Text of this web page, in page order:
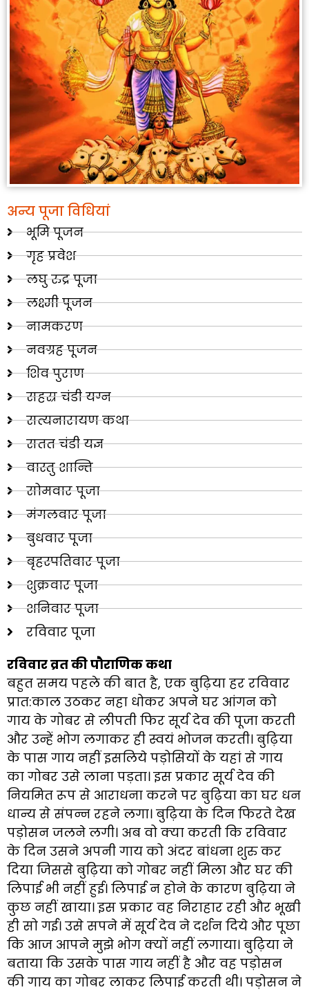
अन्य पूजा विधियां
भूमि पूजन
गृह प्रवेश
लघु रुद्र पूजा
लक्ष्मी पूजन
नामकरण
नवग्रह पूजन
शिव पुराण
सहस्र चंडी यग्न
सत्यनारायण कथा
सतत चंडी यज्ञ
वास्तु शान्ति
सोमवार पूजा
मंगलवार पूजा
बुधवार पूजा
बृहस्पतिवार पूजा
शुक्रवार पूजा
शनिवार पूजा
रविवार पूजा
रविवार व्रत की पौराणिक कथा
बहुत समय पहले की बात है, एक बुढ़िया हर रविवार
प्रात:काल उठकर नहा धोकर अपने घर आंगन को
गाय के गोबर से लीपती फिर सूर्य देव की पूजा करती
और उन्हें भोग लगाकर ही स्वयं भोजन करती। बुढ़िया
के पास गाय नहीं इसलिये पड़ोसियों के यहां से गाय
का गोबर उसे लाना पड़ता। इस प्रकार सूर्य देव की
नियमित रूप से आराधना करने पर बुढ़िया का घर धन
धान्य से संपन्न रहने लगा। बुढ़िया के दिन फिरते देख
पड़ोसन जलने लगी। अब वो क्या करती कि रविवार
के दिन उसने अपनी गाय को अंदर बांधना शुरु कर
दिया जिससे बुढ़िया को गोबर नहीं मिला और घर की
लिपाई भी नहीं हुई। लिपाई न होने के कारण बुढ़िया ने
कुछ नहीं खाया। इस प्रकार वह निराहार रही और भूखी
ही सो गई। उसे सपने में सूर्य देव ने दर्शन दिये और पूछा
कि आज आपने मुझे भोग क्यों नहीं लगाया। बुढ़िया ने
बताया कि उसके पास गाय नहीं है और वह पड़ोसन
की गाय का गोबर लाकर लिपाई करती थी। पड़ोसन ने